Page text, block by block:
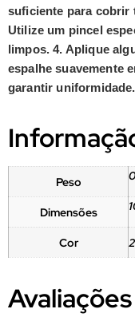
suficiente para cobrir
Utilize um pincel
limpos. 4. Aplique
espalhe suavemente
garantir uniformidade.
Peso
Dimensões
Cor
Avaliações